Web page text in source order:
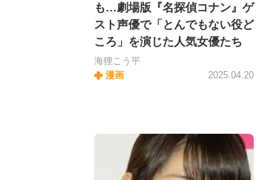
も…劇場版『名探偵コナン』ゲ
スト声優で「とんでもない役ど
ころ」を演じた人気女優たち
海狸こう平
漫画
2025.04.20